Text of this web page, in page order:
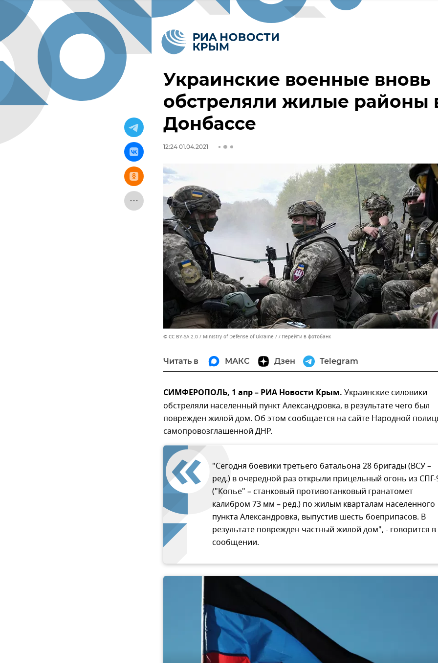
Украинские военные вновь
обстреляли жилые районы
Донбассе
12:24 01.04.2021
© CC BY-SA 2.0 / Ministry of Defense of Ukraine / Перейти в фотобанк
Читать в МАКС Дзен Telegram
СИМФЕРОПОЛЬ, 1 апр – РИА Новости Крым. Украинские силовики
обстреляли населенный пункт Александровка, в результате чего был
поврежден жилой дом. Об этом сообщается на сайте Народной
самопровозглашенной ДНР.
"Сегодня боевики третьего батальона 28 бригады (ВСУ –
ред.) в очередной раз открыли прицельный огонь из СПГ-
("Копье" – станковый противотанковый гранатомет
калибром 73 мм – ред.) по жилым кварталам населенного
пункта Александровка, выпустив шесть боеприпасов. В
результате поврежден частный жилой дом", - говорится в
сообщении.